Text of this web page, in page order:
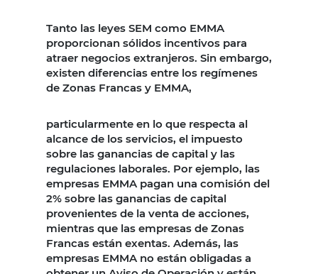
Tanto las leyes SEM como EMMA
proporcionan sólidos incentivos para
atraer negocios extranjeros. Sin embargo,
existen diferencias entre los regímenes
de Zonas Francas y EMMA,
particularmente en lo que respecta al
alcance de los servicios, el impuesto
sobre las ganancias de capital y las
regulaciones laborales. Por ejemplo, las
empresas EMMA pagan una comisión del
2% sobre las ganancias de capital
provenientes de la venta de acciones,
mientras que las empresas de Zonas
Francas están exentas. Además, las
empresas EMMA no están obligadas a